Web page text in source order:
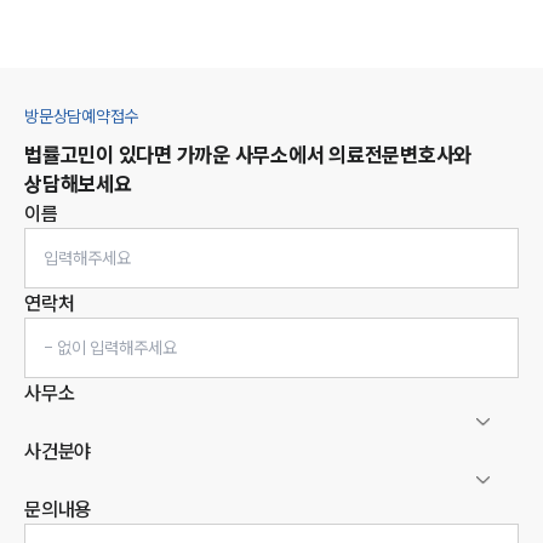
방문상담예약접수
법률고민이 있다면 가까운 사무소에서 의료전문변호사와
상담해보세요
이름
연락처
사무소
사건분야
문의내용